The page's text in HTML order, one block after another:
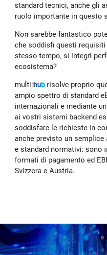
standard tecnici, anche gli
ruolo importante in questo
Non sarebbe fantastico
che soddisfi questi
stesso tempo, si integri
ecosistema?
multi:hub risolve proprio
ampio spettro di standard
internazionali e mediante
ai vostri sistemi backend
soddisfare le richieste in
anche previsto un
e standard normativi: sono
formati di pagamento ed
Svizzera e Austria.